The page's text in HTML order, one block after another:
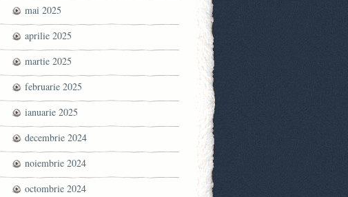
mai 2025
aprilie 2025
martie 2025
februarie 2025
ianuarie 2025
decembrie 2024
noiembrie 2024
octombrie 2024